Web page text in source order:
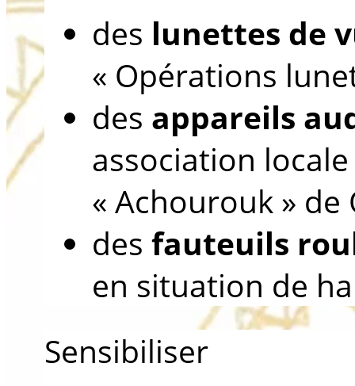
des lunettes de
« Opérations
des appareils
association
« Achourouk » de
desfauteuils
en situation de
Sensibiliser